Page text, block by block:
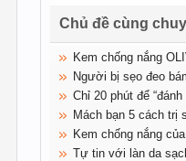
Chủ đề cùng
Kem chống nắng
Người bị sẹo đeo
Chỉ 20 phút để
Mách bạn 5 cách trị
Kem chống nắng
Tự tin với làn da